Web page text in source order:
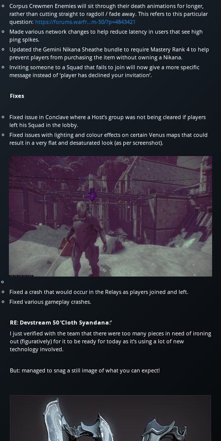
Corpus Crewmen Enemies will sit through their death animations for longer,
rather than cutting straight to ragdoll / fade away. This refers to this particular
question: https://forums.warfr…m-50/?p=4843421
Made various network changes to help reduce latency in users that see high
ping spikes.
Updated the Gemini Nikana Sheathe bundle to require Mastery Rank 4 to help
prevent players from purchasing the item without owning a Nikana.
Inviting someone to a Squad that fails to join will now give a more specific
message instead of ‘player has declined your invitation’.
Fixes
Fixed issue in Conclave where a Host’s group was not being cleared if players
left his Squad in the lobby.
Fixed issues with lighting and colour effects on certain Venus maps that could
result in a very flat and desaturated look (as per screenshot).
Fixed a crash that would occur in the Relays as players joined and left.
Fixed various gameplay crashes.
RE: Devstream 50 ‘Cloth Syandana:’
I just verified with the team that there were too many pieces in need of ironing
out (figuratively) for it to be ready for today as it’s using a lot of new
technology involved.
But: managed to snag a still image of what you can expect!